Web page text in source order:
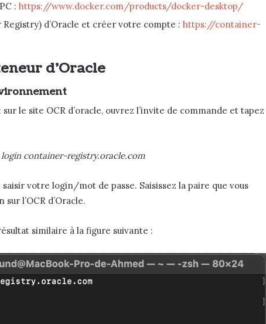
: https://www.docker.com/products/docker-desktop/
Registry) d’Oracle et créer votre compte : https://container-
d’Oracle
le site OCR d’oracle, ouvrez l’invite de commande et tapez
container-registry.oracle.com
votre login/mot de passe. Saisissez la paire que vous
l’OCR d’Oracle.
similaire à la figure suivante :